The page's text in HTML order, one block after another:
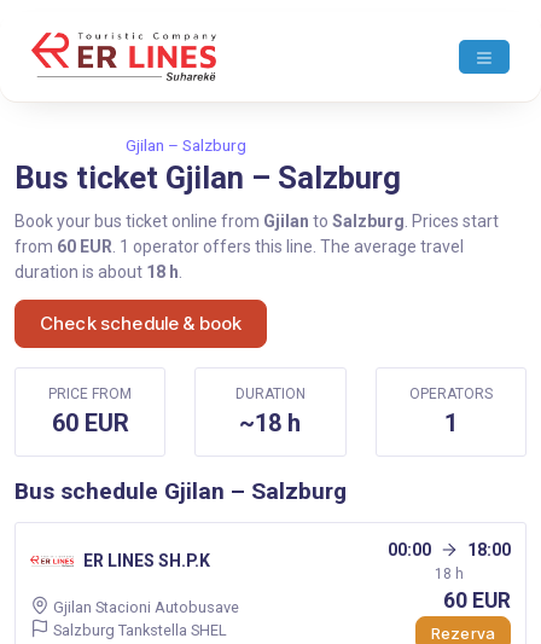
Gjilan – Salzburg
Bus ticket Gjilan – Salzburg
Book your bus ticket online from Gjilan to Salzburg . Prices start
from 60 EUR . 1 operator offers this line. The average travel
duration is about 18 h
Check schedule & book
PRICE FROM
60 EUR
DURATION
~18 h
OPERATORS
1
Bus schedule Gjilan – Salzburg
ER LINES SH.P.K
00:00 18:00
18 h
Gjilan Stacioni Autobusave
Salzburg Tankstella SHEL
60 EUR
Rezerva